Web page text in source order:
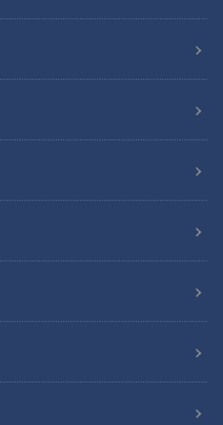
月リニューアル！動物
紹介。
め
れを回復！最新の癒やさ